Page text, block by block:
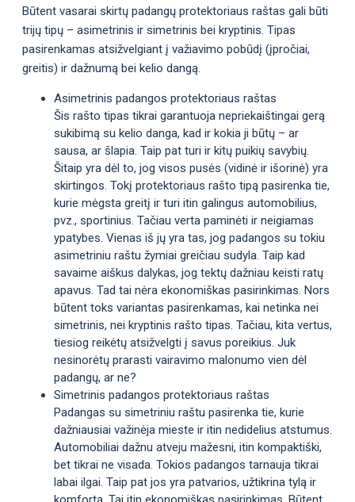
Būtent vasarai skirtų padangų protektoriaus raštas gali būti
trijų tipų – asimetrinis ir simetrinis bei kryptinis. Tipas
pasirenkamas atsižvelgiant į važiavimo pobūdį (įpročiai,
greitis) ir dažnumą bei kelio dangą.
Asimetrinis padangos protektoriaus raštas
Šis rašto tipas tikrai garantuoja nepriekaištingai gerą
sukibimą su kelio danga, kad ir kokia ji būtų – ar
sausa, ar šlapia. Taip pat turi ir kitų puikių savybių.
Šitaip yra dėl to, jog visos pusės (vidinė ir išorinė) yra
skirtingos. Tokį protektoriaus rašto tipą pasirenka tie,
kurie mėgsta greitį ir turi itin galingus automobilius,
pvz., sportinius. Tačiau verta paminėti ir neigiamas
ypatybes. Vienas iš jų yra tas, jog padangos su tokiu
asimetriniu raštu žymiai greičiau sudyla. Taip kad
savaime aiškus dalykas, jog tektų dažniau keisti ratų
apavus. Tad tai nėra ekonomiškas pasirinkimas. Nors
būtent toks variantas pasirenkamas, kai netinka nei
simetrinis, nei kryptinis rašto tipas. Tačiau, kita vertus,
tiesiog reikėtų atsižvelgti į savus poreikius. Juk
nesinorėtų prarasti vairavimo malonumo vien dėl
padangų, ar ne?
Simetrinis padangos protektoriaus raštas
Padangas su simetriniu raštu pasirenka tie, kurie
dažniausiai važinėja mieste ir itin nedidelius atstumus.
Automobiliai dažnu atveju mažesni, itin kompaktiški,
bet tikrai ne visada. Tokios padangos tarnauja tikrai
labai ilgai. Taip pat jos yra patvarios, užtikrina tylą ir